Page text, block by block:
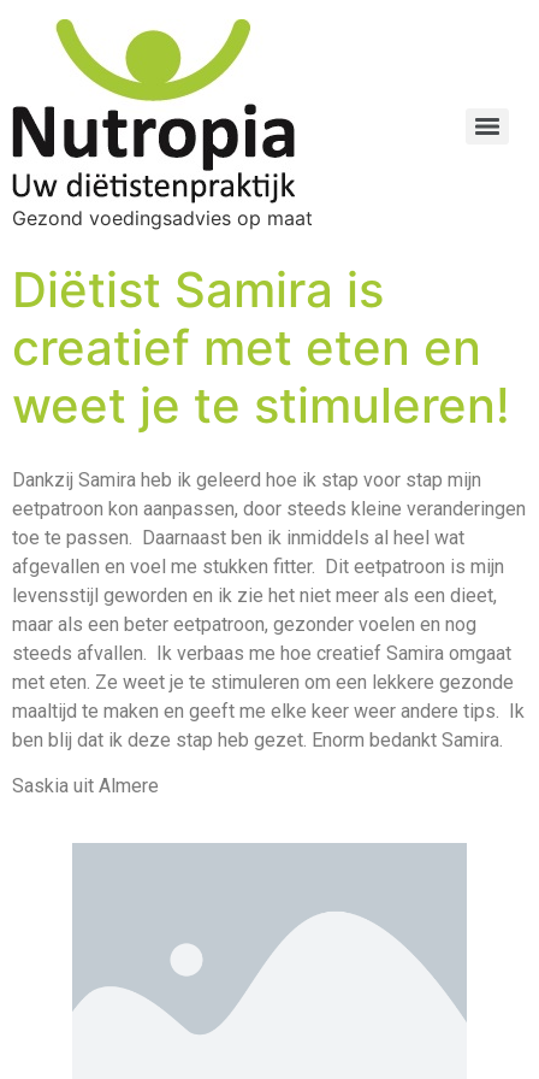
Gezond voedingsadvies op maat
Diëtist Samira is
creatief met eten en
weet je te stimuleren!
Dankzij Samira heb ik geleerd hoe ik stap voor stap mijn
eetpatroon kon aanpassen, door steeds kleine veranderingen
toe te passen. Daarnaast ben ik inmiddels al heel wat
afgevallen en voel me stukken fitter. Dit eetpatroon is mijn
levensstijl geworden en ik zie het niet meer als een dieet,
maar als een beter eetpatroon, gezonder voelen en nog
steeds afvallen. Ik verbaas me hoe creatief Samira omgaat
met eten. Ze weet je te stimuleren om een lekkere gezonde
maaltijd te maken en geeft me elke keer weer andere tips. Ik
ben blij dat ik deze stap heb gezet. Enorm bedankt Samira.
Saskia uit Almere